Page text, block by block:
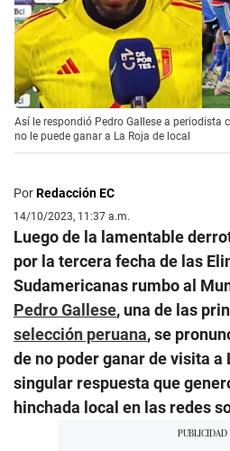
Así le respondió Pedro Gallese a periodista
no le puede ganar a La Roja de local
PorRedacción EC
14/10/2023, 11:37 a.m.
Luego de la lamentable
por la tercera fecha de las
Sudamericanas rumbo al
Pedro Gallese, una de las
selección peruana, se
de no poder ganar de visita a
singular respuesta que
hinchada local en las redes